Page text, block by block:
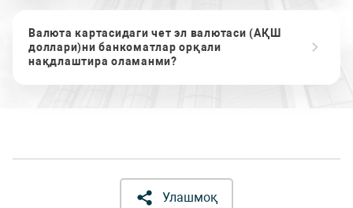
Валюта картасидаги чет эл валютаси (АҚШ
доллари)ни банкоматлар орқали
нақдлаштира оламанми?
Улашмоқ